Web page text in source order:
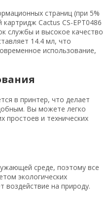
страниц (при 5%
Cactus CS-EPT0486
службы и высокое качество
14.4 мл, что
использование,
в принтер, что делает
Вы можете легко
простоев и технических
среде, поэтому все
экологических
воздействие на природу.